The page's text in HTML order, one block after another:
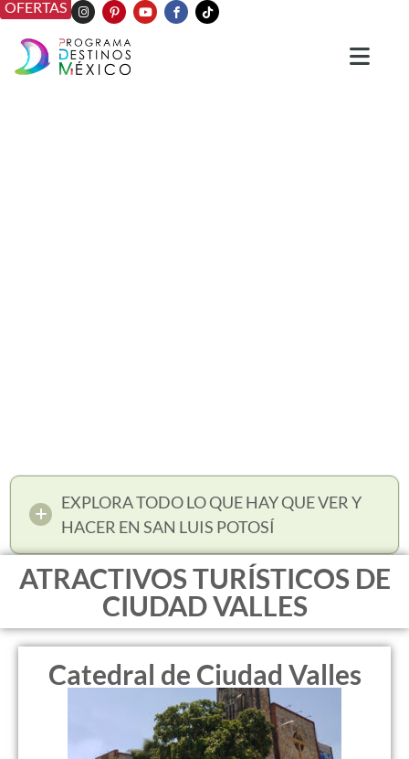
OFERTAS
EXPLORA TODO LO QUE HAY QUE VER Y
HACER EN SAN LUIS POTOSÍ
ATRACTIVOS TURÍSTICOS DE
CIUDAD VALLES
Catedral de Ciudad Valles